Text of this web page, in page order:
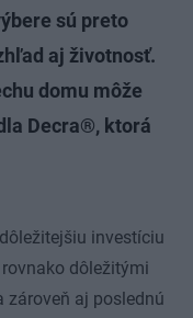
sú preto
aj životnosť.
domu môže
Decra®, ktorá
investíciu
dôležitými
aj poslednú